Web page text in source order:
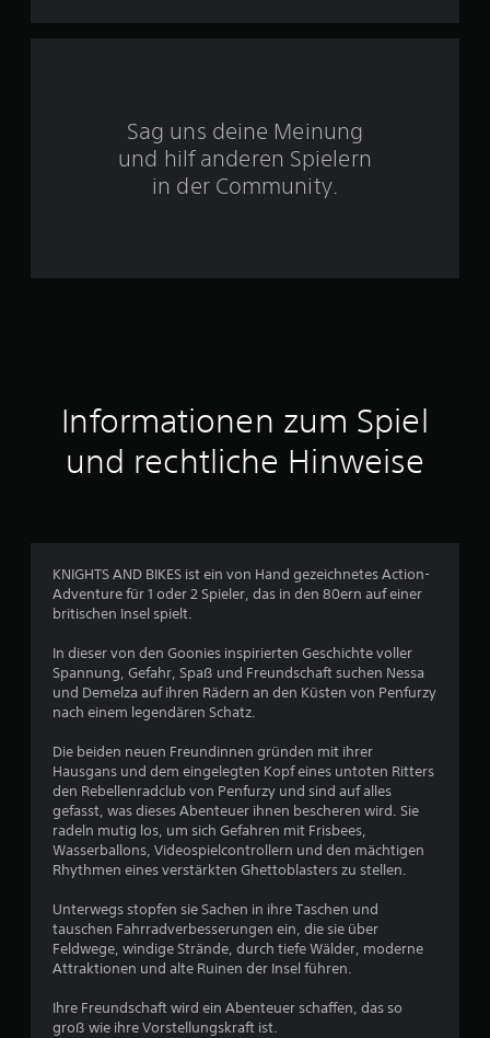
5
u
s
4
0
B
t
n
g
Sag uns deine Meinung
und hilf anderen Spielern
in der Community.
Informationen zum Spiel
und rechtliche Hinweise
KNIGHTS AND BIKES ist ein von Hand gezeichnetes Action-
Adventure für 1 oder 2 Spieler, das in den 80ern auf einer
britischen Insel spielt.
In dieser von den Goonies inspirierten Geschichte voller
Spannung, Gefahr, Spaß und Freundschaft suchen Nessa
und Demelza auf ihren Rädern an den Küsten von Penfurzy
nach einem legendären Schatz.
Die beiden neuen Freundinnen gründen mit ihrer
Hausgans und dem eingelegten Kopf eines untoten Ritters
den Rebellenradclub von Penfurzy und sind auf alles
gefasst, was dieses Abenteuer ihnen bescheren wird. Sie
radeln mutig los, um sich Gefahren mit Frisbees,
Wasserballons, Videospielcontrollern und den mächtigen
Rhythmen eines verstärkten Ghettoblasters zu stellen.
Unterwegs stopfen sie Sachen in ihre Taschen und
tauschen Fahrradverbesserungen ein, die sie über
Feldwege, windige Strände, durch tiefe Wälder, moderne
Attraktionen und alte Ruinen der Insel führen.
Ihre Freundschaft wird ein Abenteuer schaffen, das so
groß wie ihre Vorstellungskraft ist.